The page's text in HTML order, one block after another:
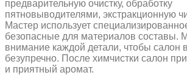
предварительную очистку, обработку
пятновыводителями, экстракционную
Мастер использует
безопасные для материалов составы.
внимание каждой детали, чтобы салон
безупречно. После химчистки салон
и приятный аромат.